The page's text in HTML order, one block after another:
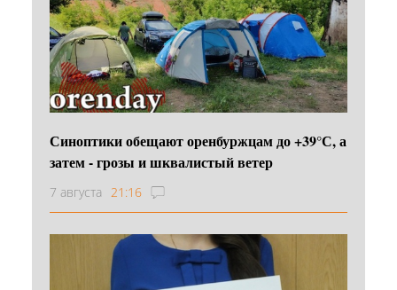
Синоптики обещают оренбуржцам до +39°С, а
затем - грозы и шквалистый ветер
7 августа 21:16